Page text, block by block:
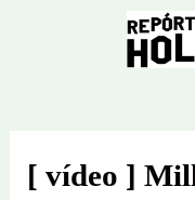
[ vídeo ]